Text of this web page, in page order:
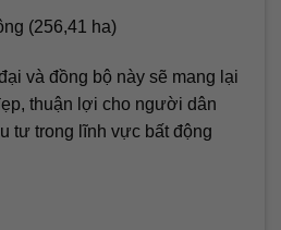
(256,41 ha)
và đồng bộ này sẽ mang lại
thuận lợi cho người dân
tư trong lĩnh vực bất động